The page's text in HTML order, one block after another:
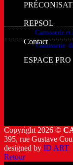
REPSOL
Contact
ESPACE PRO
Carrosserie
Étiquettes :Carrosserie
Copyright 2026 ©
395, rue Gustave
designed by ID ART
Retour